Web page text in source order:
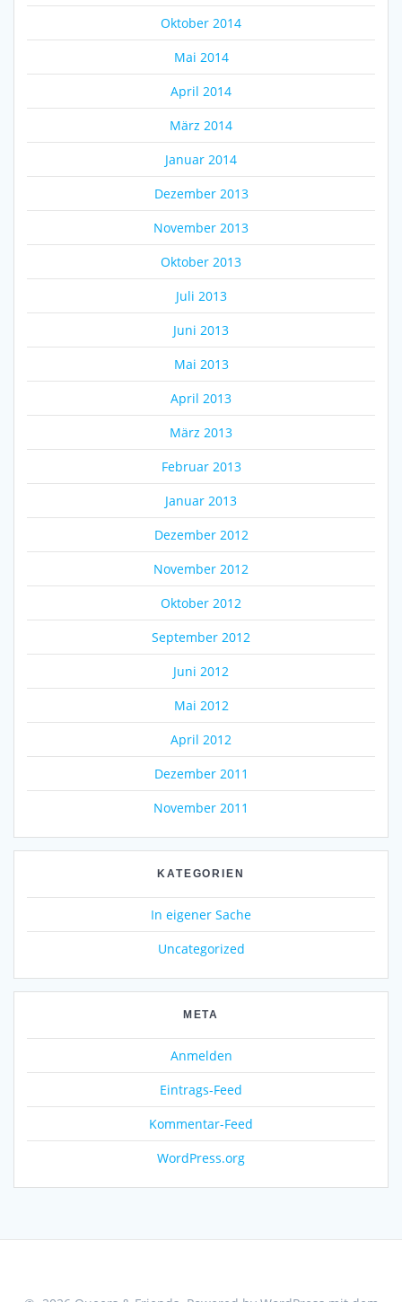
Oktober 2014
Mai 2014
April 2014
März 2014
Januar 2014
Dezember 2013
November 2013
Oktober 2013
Juli 2013
Juni 2013
Mai 2013
April 2013
März 2013
Februar 2013
Januar 2013
Dezember 2012
November 2012
Oktober 2012
September 2012
Juni 2012
Mai 2012
April 2012
Dezember 2011
November 2011
KATEGORIEN
In eigener Sache
Uncategorized
META
Anmelden
Eintrags-Feed
Kommentar-Feed
WordPress.org